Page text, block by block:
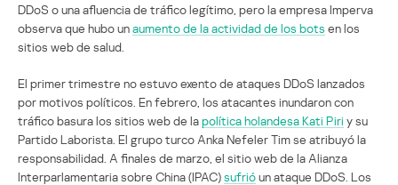
DDoS o una afluencia de tráfico legítimo, pero la empresa Imperva
observa que hubo unaumento de la actividad de los bots en los
sitios web de salud.
El primer trimestre no estuvo exento de ataques DDoS lanzados
por motivos políticos. En febrero, los atacantes inundaron con
tráfico basura los sitios web de lapolítica holandesa Kati Piri y su
Partido Laborista. El grupo turco Anka Nefeler Tim se atribuyó la
responsabilidad. A finales de marzo, el sitio web de la Alianza
Interparlamentaria sobre China (IPAC)sufrióun ataque DDoS. Los